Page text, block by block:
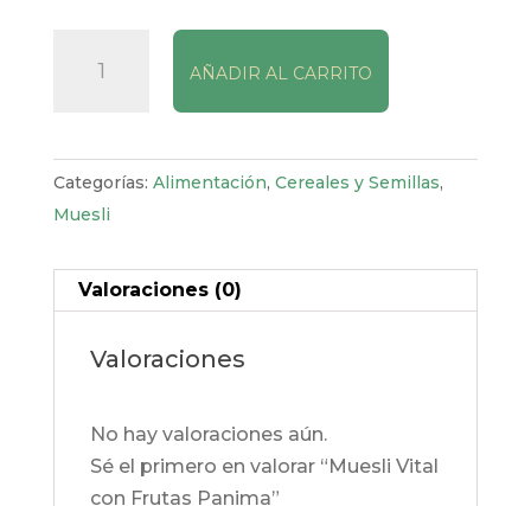
Panima
cantidad
AÑADIR AL CARRITO
Categorías: Alimentación, Cereales y Semillas,
Muesli
Valoraciones (0)
Valoraciones
No hay valoraciones aún.
Sé el primero en valorar “Muesli Vital
con Frutas Panima”